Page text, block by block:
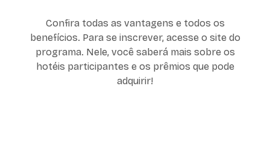
Confira todas as vantagens e todos os
benefícios. Para se inscrever, acesse o site do
programa. Nele, você saberá mais sobre os
hotéis participantes e os prêmios que pode
adquirir!